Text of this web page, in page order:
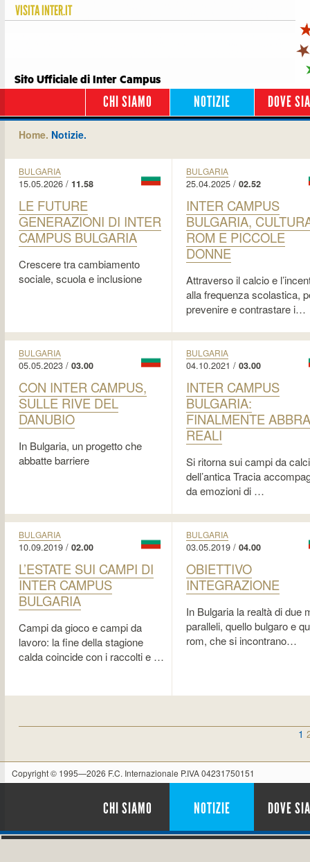
VISITAINTER.IT
Sito Ufficiale di Inter Campus
CHI SIAMO NOTIZIE DOVE
Home. Notizie.
BULGARIA
15.05.2026 / 11.58
LE FUTURE
GENERAZIONI DI INTER
CAMPUS BULGARIA
Crescere tra cambiamento
sociale, scuola e inclusione
BULGARIA
25.04.2025 / 02.52
INTER CAMPUS
BULGARIA,
ROM E PICCOLE
DONNE
Attraverso il calcio e
alla frequenza scolastica,
prevenire e contrastare i…
BULGARIA
05.05.2023 / 03.00
CON INTER CAMPUS,
SULLE RIVE DEL
DANUBIO
In Bulgaria, un progetto che
abbatte barriere
BULGARIA
04.10.2021 / 03.00
INTER CAMPUS
BULGARIA:
FINALMENTE
REALI
Si ritorna sui campi da
dell’antica Tracia
da emozioni di …
BULGARIA
10.09.2019 / 02.00
L’ESTATE SUI CAMPI DI
INTER CAMPUS
BULGARIA
Campi da gioco e campi da
lavoro: la fine della stagione
calda coincide con i raccolti e …
BULGARIA
03.05.2019 / 04.00
OBIETTIVO
INTEGRAZIONE
In Bulgaria la realtà di due
paralleli, quello bulgaro e
rom, che si incontrano…
1
Copyright © 1995—2026 F.C. Internazionale P.IVA 04231750151
CHI SIAMO NOTIZIE DOVE